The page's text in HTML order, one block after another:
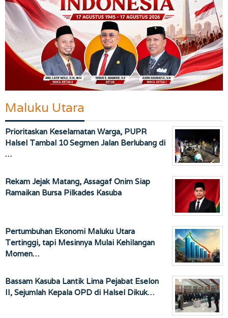
Maluku Utara
Prioritaskan Keselamatan Warga, PUPR
Halsel Tambal 10 Segmen Jalan Berlubang di
…
Rekam Jejak Matang, Assagaf Onim Siap
Ramaikan Bursa Pilkades Kasuba
Pertumbuhan Ekonomi Maluku Utara
Tertinggi, tapi Mesinnya Mulai Kehilangan
Momen…
Bassam Kasuba Lantik Lima Pejabat Eselon
II, Sejumlah Kepala OPD di Halsel Dikuk…